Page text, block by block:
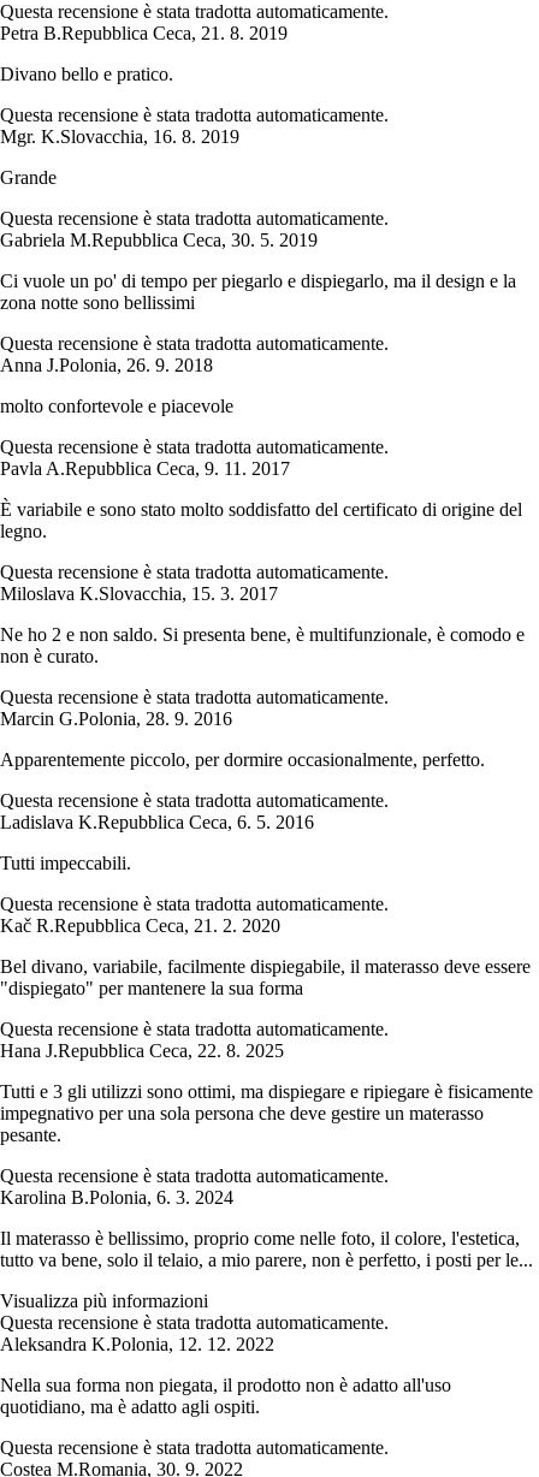
Questa recensione è stata tradotta automaticamente.
Petra B.Repubblica Ceca, 21. 8. 2019
Divano bello e pratico.
Questa recensione è stata tradotta automaticamente.
Mgr. K.Slovacchia, 16. 8. 2019
Grande
Questa recensione è stata tradotta automaticamente.
Gabriela M.Repubblica Ceca, 30. 5. 2019
Ci vuole un po' di tempo per piegarlo e dispiegarlo, ma il design e la
zona notte sono bellissimi
Questa recensione è stata tradotta automaticamente.
Anna J.Polonia, 26. 9. 2018
molto confortevole e piacevole
Questa recensione è stata tradotta automaticamente.
Pavla A.Repubblica Ceca, 9. 11. 2017
È variabile e sono stato molto soddisfatto del certificato di origine del
legno.
Questa recensione è stata tradotta automaticamente.
Miloslava K.Slovacchia, 15. 3. 2017
Ne ho 2 e non saldo. Si presenta bene, è multifunzionale, è comodo e
non è curato.
Questa recensione è stata tradotta automaticamente.
Marcin G.Polonia, 28. 9. 2016
Apparentemente piccolo, per dormire occasionalmente, perfetto.
Questa recensione è stata tradotta automaticamente.
Ladislava K.Repubblica Ceca, 6. 5. 2016
Tutti impeccabili.
Questa recensione è stata tradotta automaticamente.
Kač R.Repubblica Ceca, 21. 2. 2020
Bel divano, variabile, facilmente dispiegabile, il materasso deve essere
"dispiegato" per mantenere la sua forma
Questa recensione è stata tradotta automaticamente.
Hana J.Repubblica Ceca, 22. 8. 2025
Tutti e 3 gli utilizzi sono ottimi, ma dispiegare e ripiegare è fisicamente
impegnativo per una sola persona che deve gestire un materasso
pesante.
Questa recensione è stata tradotta automaticamente.
Karolina B.Polonia, 6. 3. 2024
Il materasso è bellissimo, proprio come nelle foto, il colore, l'estetica,
tutto va bene, solo il telaio, a mio parere, non è perfetto, i posti per le...
Visualizza più informazioni
Questa recensione è stata tradotta automaticamente.
Aleksandra K.Polonia, 12. 12. 2022
Nella sua forma non piegata, il prodotto non è adatto all'uso
quotidiano, ma è adatto agli ospiti.
Questa recensione è stata tradotta automaticamente.
Costea M.Romania, 30. 9. 2022